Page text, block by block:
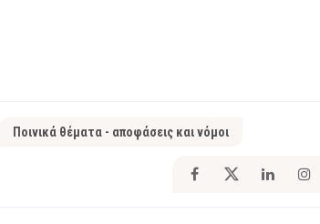
Ποινικά θέματα - αποφάσεις και νόμοι